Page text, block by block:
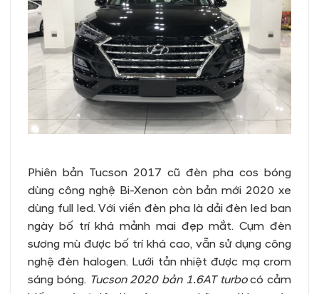
Phiên bản Tucson 2017 cũ đèn pha cos bóng
dùng công nghệ Bi-Xenon còn bản mới 2020 xe
dùng full led. Với viền đèn pha là dải đèn led ban
ngày bố trí khá mảnh mai đẹp mắt. Cụm đèn
sương mù được bố trí khá cao, vẫn sử dụng công
nghệ đèn halogen. Lưới tản nhiệt được mạ crom
sáng bóng. Tucson 2020 bản 1.6AT turbocó cảm